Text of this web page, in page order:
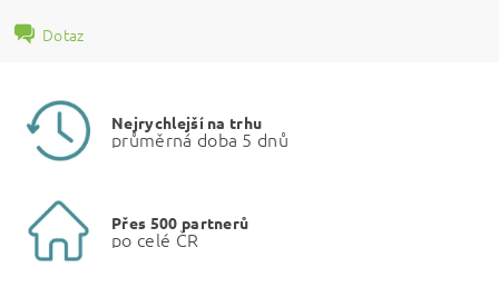
Dotaz
Nejrychlejší na trhu
průměrná doba 5 dnů
Přes 500 partnerů
po celé ČR